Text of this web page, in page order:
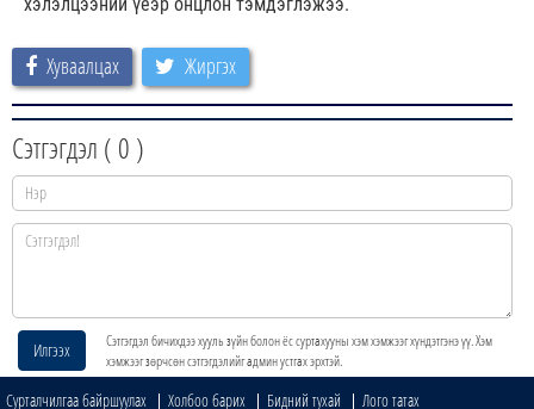
Хуваалцах Жиргэх
Сэтгэгдэл ( 0 )
Илгээх
Сэтгэгдэл бичихдээ хууль зүйн болон ёс суртахууны хэм хэмжээг хүндэтгэнэ үү. Хэм
хэмжээг зөрчсөн сэтгэгдэлийг админ устгах эрхтэй.
Сурталчилгаа байршуулах Холбоо барих Бидний тухай Лого татах